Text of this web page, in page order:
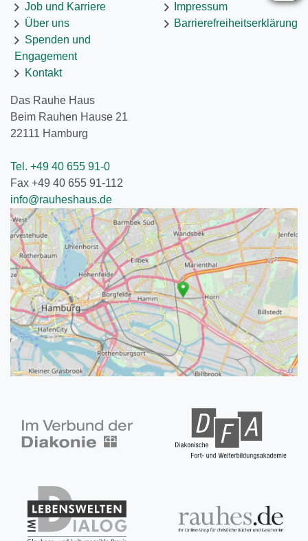
Job und Karriere
Über uns
Spenden und
Engagement
Kontakt
Impressum
Barrierefreiheitserklärung
Das Rauhe Haus
Beim Rauhen Hause 21
22111 Hamburg
Tel. +49 40 655 91-0
Fax +49 40 655 91-112
info@rauheshaus.de